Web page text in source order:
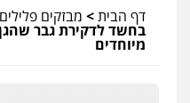
דף הבית> מבזקים פלילים
בחשד לדקירת גבר
מיוחדים